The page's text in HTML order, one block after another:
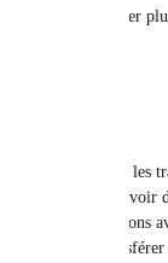
Dans le cadre
Nous
politique de
statistiques ou de
réduire le